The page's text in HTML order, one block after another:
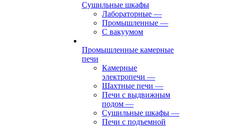
Сушильные шкафы
Лабораторные —
Промышленные —
С вакуумом
Промышленные камерные
печи
Камерные
электропечи —
Шахтные печи —
Печи с выдвижным
подом —
Сушильные шкафы —
Печи с подъемной